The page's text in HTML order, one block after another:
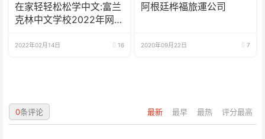
在家轻轻松松学中文:富兰
克林中文学校2022年网校
2022年02月14日 16
阿根廷桦福旅運公司
2020年09月22日 7
最新 最早 最热 评分最高
0条评论